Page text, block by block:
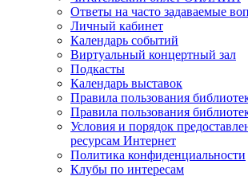
Ответы на часто задаваемые
Личный кабинет
Календарь событий
Виртуальный концертный зал
Подкасты
Календарь выставок
Правила пользования
Правила пользования
Условия и порядок
ресурсам Интернет
Политика конфиденциальности
Клубы по интересам